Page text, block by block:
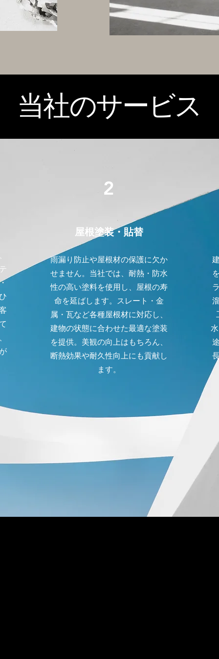
当社のサービス
2
屋根塗装・貼替
雨漏り防止や屋根材の保護に欠か
せません。当社では、耐熱・防水
性の高い塗料を使用し、屋根の寿
命を延ばします。スレート・金
属・瓦など各種屋根材に対応し、
建物の状態に合わせた最適な塗装
を提供。美観の向上はもちろん、
断熱効果や耐久性向上にも貢献し
ます。